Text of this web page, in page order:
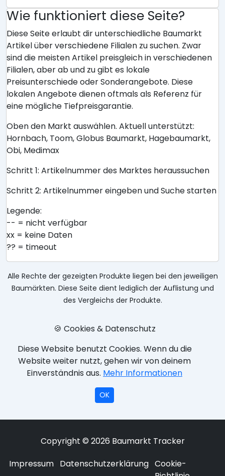
Wie funktioniert diese Seite?
Diese Seite erlaubt dir unterschiedliche Baumarkt
Artikel über verschiedene Filialen zu suchen. Zwar
sind die meisten Artikel preisgleich in verschiedenen
Filialen, aber ab und zu gibt es lokale
Preisunterschiede oder Sonderangebote. Diese
lokalen Angebote dienen oftmals als Referenz für
eine mögliche Tiefpreisgarantie.
Oben den Markt auswählen. Aktuell unterstützt:
Hornbach, Toom, Globus Baumarkt, Hagebaumarkt,
Obi, Medimax
Schritt 1: Artikelnummer des Marktes heraussuchen
Schritt 2: Artikelnummer eingeben und Suche starten
Legende:
-- = nicht verfügbar
xx = keine Daten
?? = timeout
Alle Rechte der gezeigten Produkte liegen bei den jeweiligen
Baumärkten. Diese Seite dient lediglich der Auflistung und
des Vergleichs der Produkte.
🍪 Cookies & Datenschutz
Diese Website benutzt Cookies. Wenn du die
Website weiter nutzt, gehen wir von deinem
Einverständnis aus. Mehr Informationen
OK
Copyright © 2026 Baumarkt Tracker
Impressum Datenschutzerklärung Cookie-